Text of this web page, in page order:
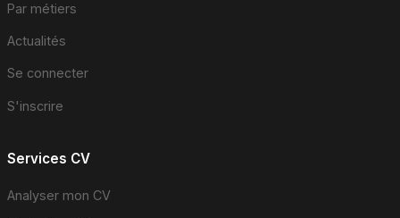
Par métiers
Actualités
Se connecter
S'inscrire
Services CV
Analyser mon CV